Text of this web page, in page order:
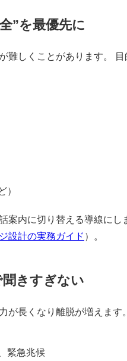
”を最優先に
しくことがあります。 目
）
案内に切り替える導線に
設計の実務ガイド ）。
きすぎない
が長くなり離脱が増えま
緊急兆候